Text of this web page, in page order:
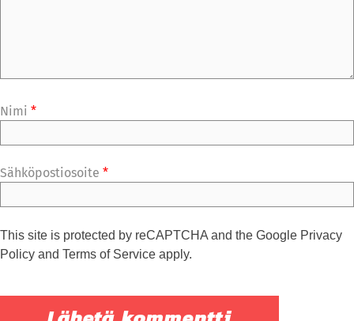
Nimi *
Sähköpostiosoite *
This site is protected by reCAPTCHA and the Google Privacy
Policy and Terms of Service apply.